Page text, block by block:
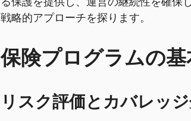
戦略的アプローチを探ります。
保険プログラムの
リスク評価とカバレッ